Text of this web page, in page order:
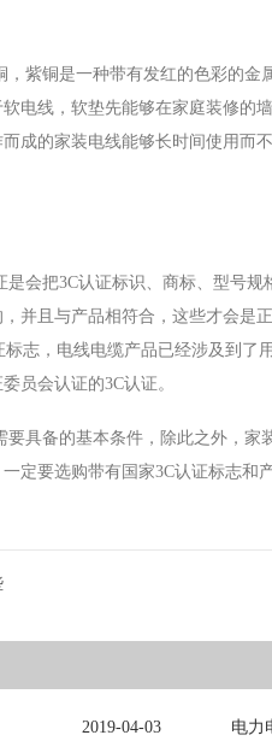
，紫铜是一种带有发红的色彩的
电线，软垫先能够在家庭装修的
成的家装电线能够长时间使用而
是会把3C认证标识、商标、型号
并且与产品相符合，这些才会是
志，电线电缆产品已经涉及到
员会认证的3C认证。
要具备的基本条件，除此之外，
定要选购带有国家3C认证标志和
2019-04-03